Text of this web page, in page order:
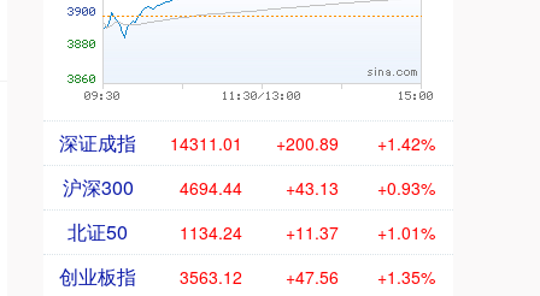
深证成指 14311.01 +200.89 +1.42%
沪深300 4694.44 +43.13 +0.93%
北证50 1134.24 +11.37 +1.01%
创业板指 3563.12 +47.56 +1.35%